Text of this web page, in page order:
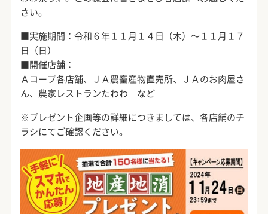
さい。
■実施期間：令和６年１１月１４日（木）～１１月１７
日（日）
■開催店舗：
Ａコープ各店舗、ＪＡ農畜産物直売所、ＪＡのお肉屋さ
ん、農家レストランたわわ など
※プレゼント企画等の詳細につきましては、各店舗のチ
ラシにてご確認ください。